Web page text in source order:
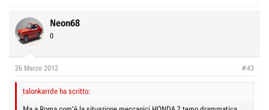
Neon68
0
26 Marzo 2012 #43
talonkarrde ha scritto: